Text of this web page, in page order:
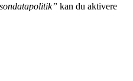
kan du aktivere